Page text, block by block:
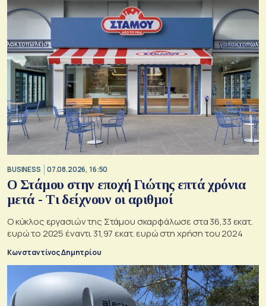
BUSINESS 07.08.2026, 16:50
Ο Στάμου στην εποχή Γιώτης επτά χρόνια
μετά - Τι δείχνουν οι αριθμοί
Ο κύκλος εργασιών της Στάμου σκαρφάλωσε στα 36,33 εκατ.
ευρώ το 2025 έναντι 31,97 εκατ. ευρώ στη χρήση του 2024
Κωνσταντίνος Δημητρίου